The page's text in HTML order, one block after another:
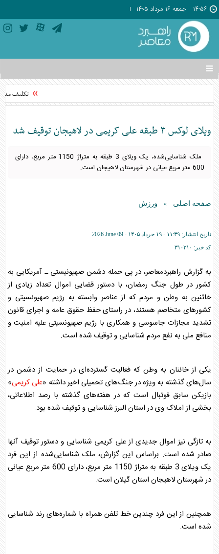
۱۴:۵۶ جمعه ۱۶ مرداد ۱۴۰۵
تغییر
وضعیت
منوی
ها
تکلیف
ویلای لوکس ۳ طبقه علی کریمی در لاهیجان توقیف شد
ملک شناسایی‌شده، یک ویلای 3 طبقه به متراژ 1150 متر مربع، دارای
600 متر مربع عیانی در شهرستان لاهیجان است.
صفحه اصلی » ورزش
تاریخ انتشار: ۱۱:۳۹ - ۱۹ خرداد ۱۴۰۵ -
2026 June 09
کد خبر: ۳۱۰۳۱۰
به گزارش راهبردمعاصر، در پی حمله دشمن صهیونیستی ـ آمریکایی به
کشور در طول جنگ رمضان، با دستور قضایی اموال تعداد زیادی از
خائنین به وطن و مردم که از عناصر وابسته به رژیم صهیونسیتی و
کشور‌های متخاصم هستند، در راستای حفظ حقوق عامه و اجرای قانون
تشدید مجازات جاسوسی و همکاری با رژیم صهیونسیتی علیه امنیت و
منافع ملی به نفع مردم شناسایی و توقیف شده است.
یکی از خائنان به وطن که فعالیت گسترده‌ای در حمایت از دشمن در
سال‌های گذشته به ویژه در جنگ‌های تحمیلی اخیر داشته «علی کریمی»
بازیکن سابق فوتبال است که در هفته‌های گذشته با رصد اطلاعاتی،
بخشی از املاک وی در استان البرز شناسایی و توقیف شده بود.
به تازگی نیز اموال جدیدی ازعلی کریمی شناسایی و دستور توقیف آنها
صادر شده است. براساس این گزارش، ملک شناسایی‌شده از این فرد
یک ویلای 3 طبقه به متراژ 1150 متر مربع، دارای 600 متر مربع عیانی
در شهرستان لاهیجان استان گیلان است.
همچنین از این فرد چندین خط تلفن همراه با شماره‌های رند شناسایی
شده است.